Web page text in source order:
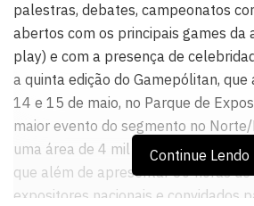
palestras, debates, campeonatos
abertos com os principais games da
play) e com a presença de
a quinta edição do Gamepólitan, que
14 e 15 de maio, no Parque de
maior evento do segmento no
uma área de 4 mil m² e vai reunir
que além de apresentar 80 horas de
expositores nacionais e convidados
Continue Lendo